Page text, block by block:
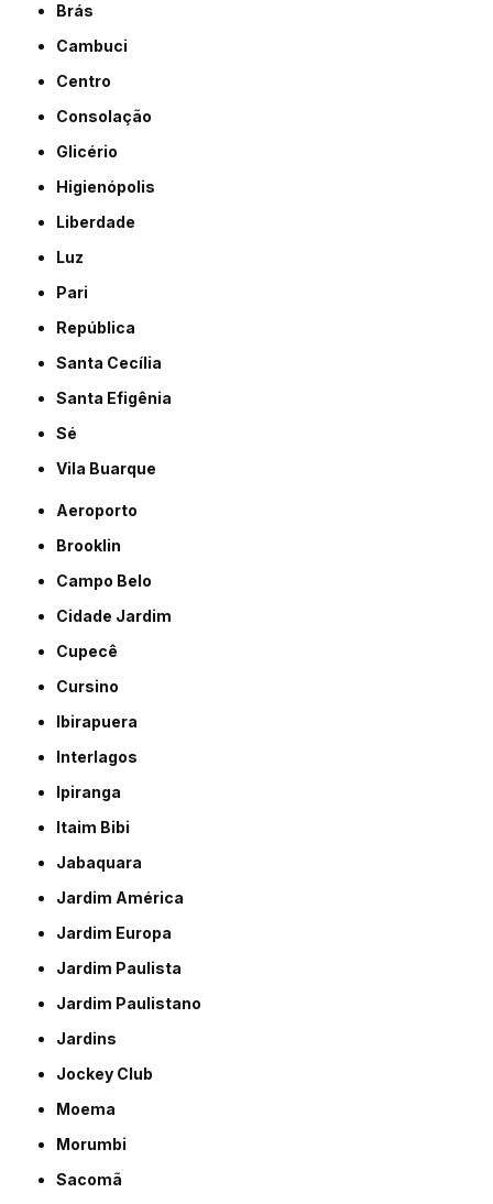
Brás
Cambuci
Centro
Consolação
Glicério
Higienópolis
Liberdade
Luz
Pari
República
Santa Cecília
Santa Efigênia
Sé
Vila Buarque
Aeroporto
Brooklin
Campo Belo
Cidade Jardim
Cupecê
Cursino
Ibirapuera
Interlagos
Ipiranga
Itaim Bibi
Jabaquara
Jardim América
Jardim Europa
Jardim Paulista
Jardim Paulistano
Jardins
Jockey Club
Moema
Morumbi
Sacomã